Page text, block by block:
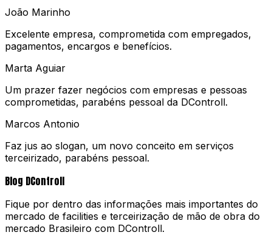
João Marinho
Excelente empresa, comprometida com empregados,
pagamentos, encargos e benefícios.
Marta Aguiar
Um prazer fazer negócios com empresas e pessoas
comprometidas, parabéns pessoal da DControll.
Marcos Antonio
Faz jus ao slogan, um novo conceito em serviços
terceirizado, parabéns pessoal.
Blog DControll
Fique por dentro das informações mais importantes do
mercado de facilities e terceirização de mão de obra do
mercado Brasileiro com DControll.